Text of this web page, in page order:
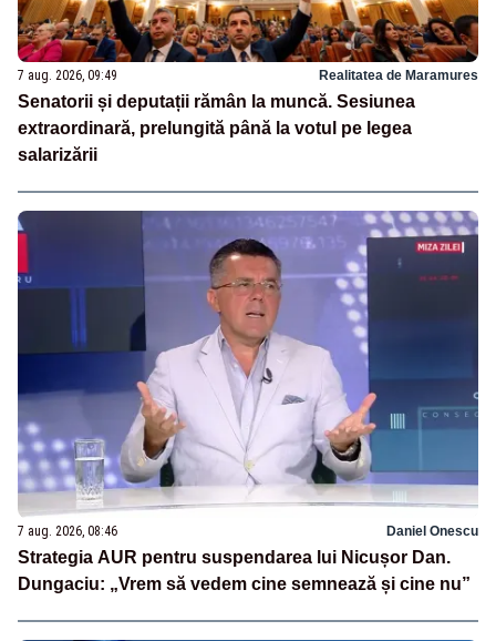
7 aug. 2026, 09:49 Realitatea de Maramures
Senatorii și deputații rămân la muncă. Sesiunea
extraordinară, prelungită până la votul pe legea
salarizării
7 aug. 2026, 08:46 Daniel Onescu
Strategia AUR pentru suspendarea lui Nicușor Dan.
Dungaciu: „Vrem să vedem cine semnează și cine nu”